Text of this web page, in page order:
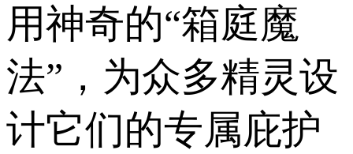
用神奇的“箱庭魔
法”，为众多精灵设
计它们的专属庇护